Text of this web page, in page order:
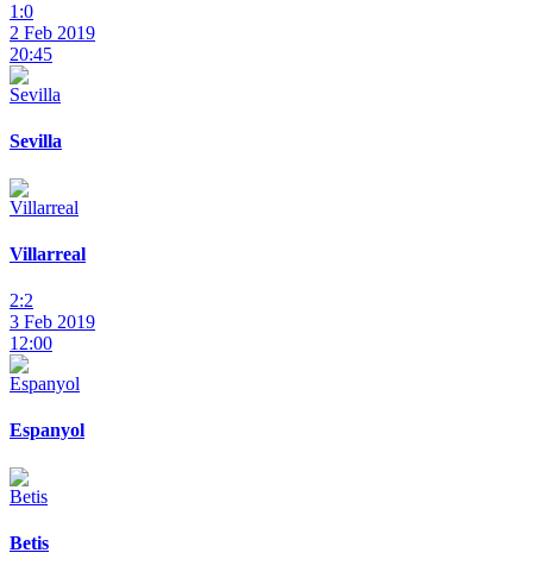
1:0
2 Feb 2019
20:45
Sevilla
Villarreal
2:2
3 Feb 2019
12:00
Espanyol
Betis